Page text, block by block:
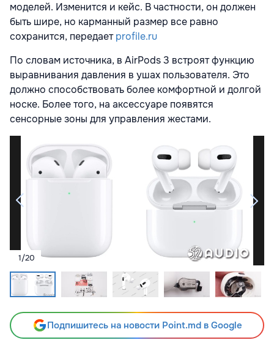
моделей. Изменится и кейс. В частности, он должен
быть шире, но карманный размер все равно
сохранится, передаетprofile.ru
По словам источника, в AirPods 3 встроят функцию
выравнивания давления в ушах пользователя. Это
должно способствовать более комфортной и долгой
носке. Более того, на аксессуаре появятся
сенсорные зоны для управления жестами.
1/20
Подпишитесь на новости Point.md в Google